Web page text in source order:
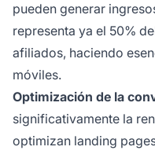
pueden generar
representa ya el 50%
afiliados, haciendo
móviles.
Optimización de la
significativamente la
optimizan landing